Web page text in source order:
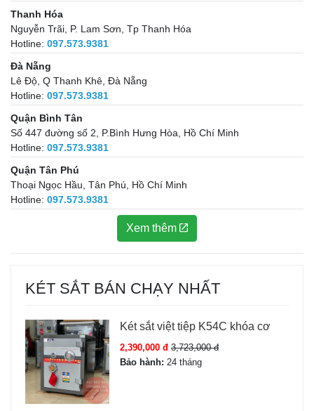
Thanh Hóa
Nguyễn Trãi, P. Lam Sơn, Tp Thanh Hóa
Hotline: 097.573.9381
Đà Nẵng
Lê Độ, Q Thanh Khê, Đà Nẵng
Hotline: 097.573.9381
Quận Bình Tân
Số 447 đường số 2, P.Bình Hưng Hòa, Hồ Chí Minh
Hotline: 097.573.9381
Quận Tân Phú
Thoại Ngọc Hầu, Tân Phú, Hồ Chí Minh
Hotline: 097.573.9381
Xem thêm
KÉT SẮT BÁN CHẠY NHẤT
Két sắt việt tiệp K54C khóa cơ
2,390,000 đ 3,723,000 đ
Bảo hành: 24 tháng